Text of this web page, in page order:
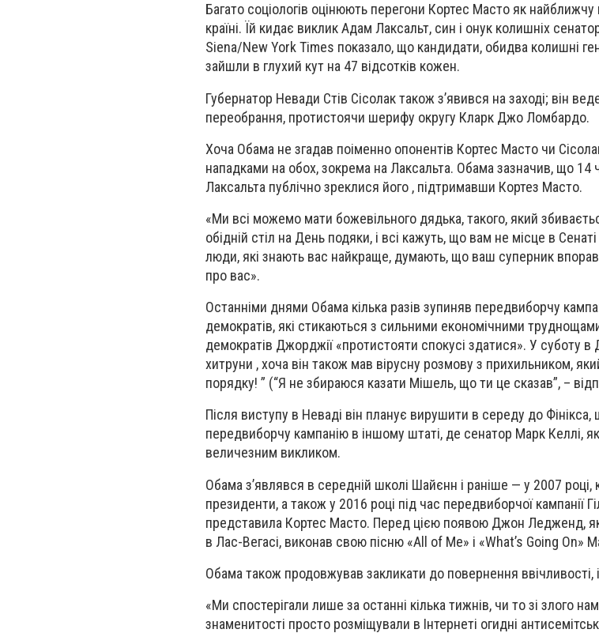
Багато соціологів оцінюють перегони Кортес Масто як
країні. Їй кидає виклик Адам Лаксальт, син і онук колишніх
Siena/New York Times показало, що кандидати, обидва колишні
зайшли в глухий кут на 47 відсотків кожен.
Губернатор Невади Стів Сісолак також з’явився на заході; він
переобрання, протистоячи шерифу округу Кларк Джо Ломбардо.
Хоча Обама не згадав поіменно опонентів Кортес Масто чи
нападками на обох, зокрема на Лаксальта. Обама зазначив, що 14
Лаксальта публічно зреклися його , підтримавши Кортез Масто.
«Ми всі можемо мати божевільного дядька, такого, який
обідній стіл на День подяки, і всі кажуть, що вам не місце в
люди, які знають вас найкраще, думають, що ваш суперник
про вас».
Останніми днями Обама кілька разів зупиняв передвиборчу
демократів, які стикаються з сильними економічними
демократів Джорджії «протистояти спокусі здатися». У суботу в
хитруни , хоча він також мав вірусну розмову з прихильником,
порядку! ” (“Я не збираюся казати Мішель, що ти це сказав”, –
Після виступу в Неваді він планує вирушити в середу до
передвиборчу кампанію в іншому штаті, де сенатор Марк Келлі,
величезним викликом.
Обама з’являвся в середній школі Шайєнн і раніше — у 2007
президенти, а також у 2016 році під час передвиборчої кампанії
представила Кортес Масто. Перед цією появою Джон Ледженд,
в Лас-Вегасі, виконав свою пісню «All of Me» і «What’s Going On»
Обама також продовжував закликати до повернення ввічливості,
«Ми спостерігали лише за останні кілька тижнів, чи то зі злого
знаменитості просто розміщували в Інтернеті огидні